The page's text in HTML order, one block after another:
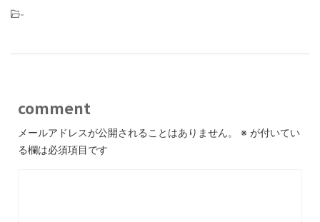
-
comment
メールアドレスが公開されることはありません。 ※ が付いてい
る欄は必須項目です